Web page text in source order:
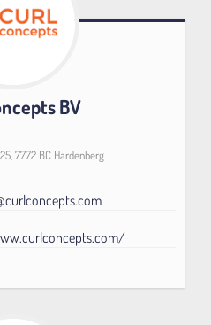
BV
7772 BC Hardenberg